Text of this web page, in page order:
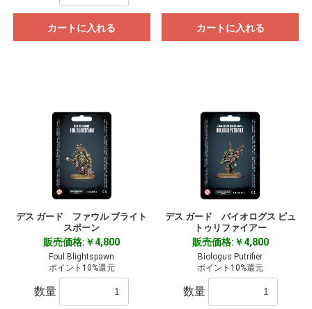
カートに入れる カートに入れる
デス ガード ファウル ブライト
スポーン
販売価格:￥4,800
Foul Blightspawn
ポイント10%還元
数量
デス ガード バイオログス ピュ
トゥリファイアー
販売価格:￥4,800
Biologus Putrifier
ポイント10%還元
数量